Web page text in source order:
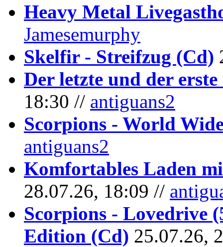
Heavy Metal
Jamesemurphy
Skelfir - Streifzug (Cd)
Der letzte und der erste
18:30 // antiguans2
Scorpions - World
antiguans2
Komfortables Laden
28.07.26, 18:09 //
Scorpions - Lovedrive
Edition (Cd) 25.07.26,